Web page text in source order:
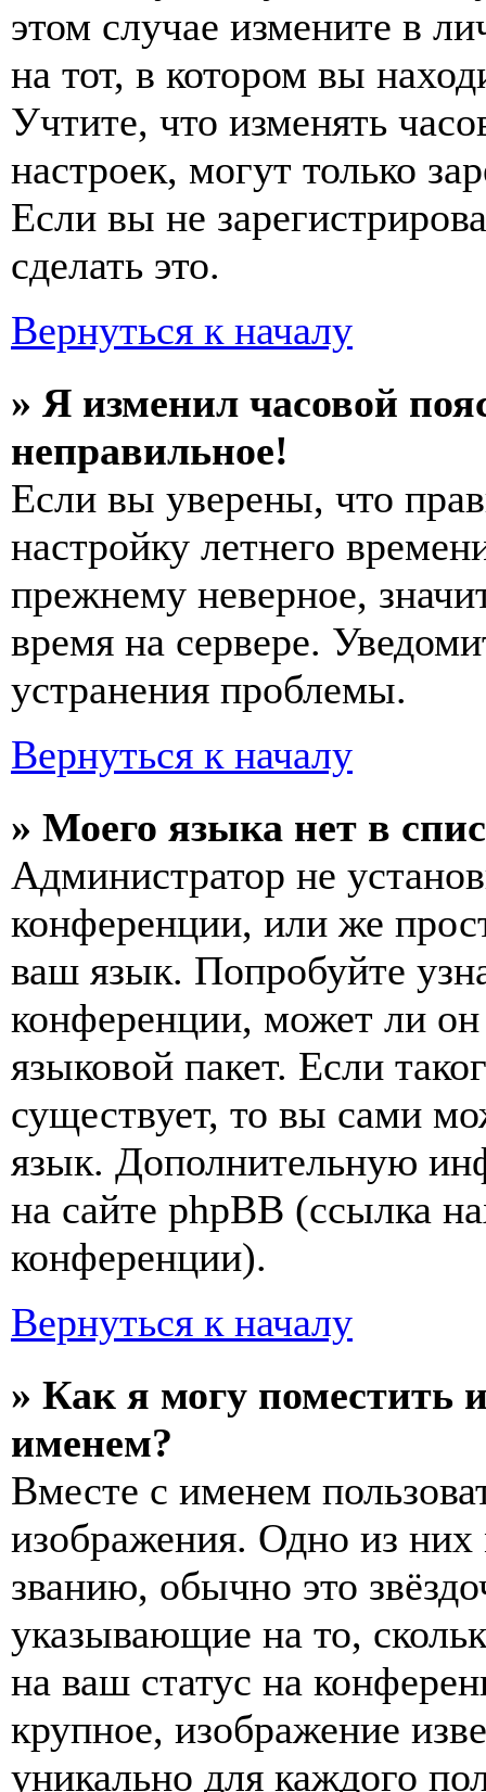
этом случае измените в
на тот, в котором вы
Учтите, что изменять
настроек, могут только
Если вы не
сделать это.
Вернуться к началу
» Я изменил часовой
неправильное!
Если вы уверены, что
настройку летнего
прежнему неверное,
время на сервере.
устранения проблемы.
Вернуться к началу
» Моего языка нет в
Администратор не
конференции, или же
ваш язык. Попробуйте
конференции, может ли
языковой пакет. Если
существует, то вы сами
язык. Дополнительную
на сайте phpBB (ссылка
конференции).
Вернуться к началу
» Как я могу поместить
именем?
Вместе с именем
изображения. Одно из
званию, обычно это
указывающие на то,
на ваш статус на
крупное, изображение
уникально для каждого